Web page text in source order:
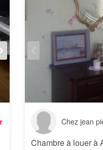
Chez jean
Chambre à louer à